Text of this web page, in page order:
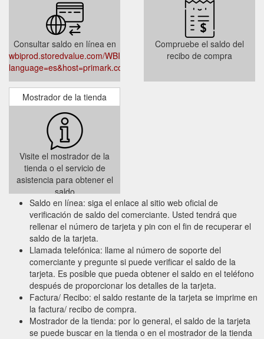
Consultar saldo en línea en
wbiprod.storedvalue.com/WBI/lookupservlet?
language=es&host=primark.com/es
Compruebe el saldo del
recibo de compra
Mostrador de la tienda
Visite el mostrador de la
tienda o el servicio de
asistencia para obtener el
saldo
Saldo en línea: siga el enlace al sitio web oficial de
verificación de saldo del comerciante. Usted tendrá que
rellenar el número de tarjeta y pin con el fin de recuperar el
saldo de la tarjeta.
Llamada telefónica: llame al número de soporte del
comerciante y pregunte si puede verificar el saldo de la
tarjeta. Es posible que pueda obtener el saldo en el teléfono
después de proporcionar los detalles de la tarjeta.
Factura/ Recibo: el saldo restante de la tarjeta se imprime en
la factura/ recibo de compra.
Mostrador de la tienda: por lo general, el saldo de la tarjeta
se puede buscar en la tienda o en el mostrador de la tienda